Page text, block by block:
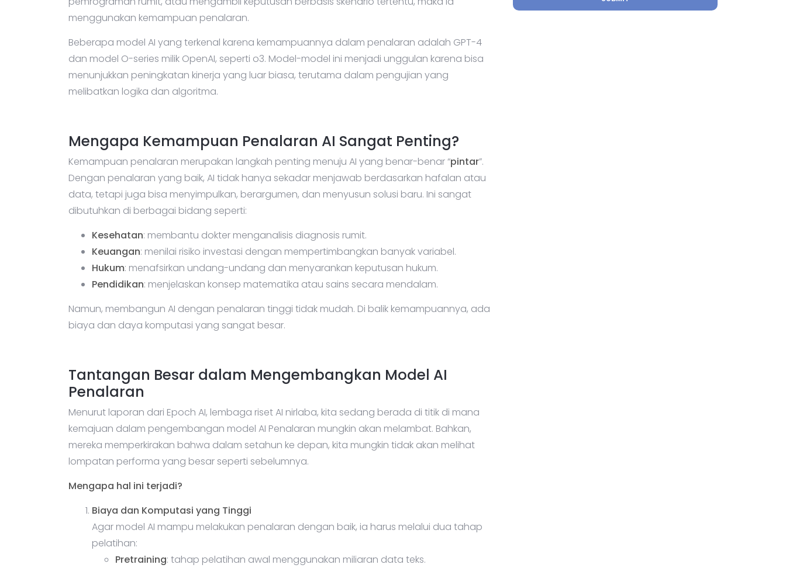
menggunakan kemampuan penalaran.
Beberapa model AI yang terkenal karena kemampuannya dalam penalaran adalah GPT-4
dan model O-series milik OpenAI, seperti o3. Model-model ini menjadi unggulan karena bisa
menunjukkan peningkatan kinerja yang luar biasa, terutama dalam pengujian yang
melibatkan logika dan algoritma.
Mengapa Kemampuan Penalaran AI Sangat Penting?
Kemampuan penalaran merupakan langkah penting menuju AI yang benar-benar “pintar”.
Dengan penalaran yang baik, AI tidak hanya sekadar menjawab berdasarkan hafalan atau
data, tetapi juga bisa menyimpulkan, berargumen, dan menyusun solusi baru. Ini sangat
dibutuhkan di berbagai bidang seperti:
Kesehatan: membantu dokter menganalisis diagnosis rumit.
Keuangan: menilai risiko investasi dengan mempertimbangkan banyak variabel.
Hukum: menafsirkan undang-undang dan menyarankan keputusan hukum.
Pendidikan: menjelaskan konsep matematika atau sains secara mendalam.
Namun, membangun AI dengan penalaran tinggi tidak mudah. Di balik kemampuannya, ada
biaya dan daya komputasi yang sangat besar.
Tantangan Besar dalam Mengembangkan Model AI
Penalaran
Menurut laporan dari Epoch AI, lembaga riset AI nirlaba, kita sedang berada di titik di mana
kemajuan dalam pengembangan model AI Penalaran mungkin akan melambat. Bahkan,
mereka memperkirakan bahwa dalam setahun ke depan, kita mungkin tidak akan melihat
lompatan performa yang besar seperti sebelumnya.
Mengapa hal ini terjadi?
Biaya dan Komputasi yang Tinggi
Agar model AI mampu melakukan penalaran dengan baik, ia harus melalui dua tahap
pelatihan:
Pretraining: tahap pelatihan awal menggunakan miliaran data teks.